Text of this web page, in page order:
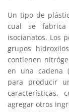
Un tipo de
cual se
isocianatos. Los
grupos
contienen
en una cadena
para producir
características,
agregar otros